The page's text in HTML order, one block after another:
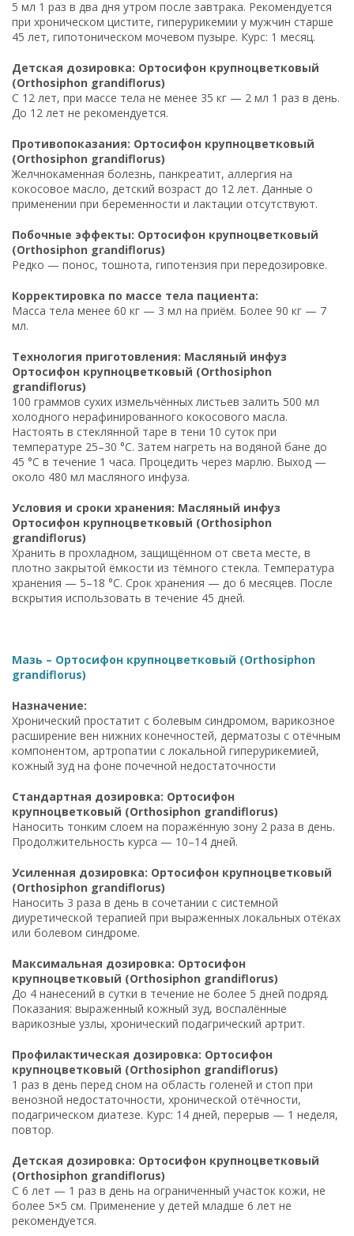
5 мл 1 раз в два дня утром после завтрака. Рекомендуется
при хроническом цистите, гиперурикемии у мужчин старше
45 лет, гипотоническом мочевом пузыре. Курс: 1 месяц.
Детская дозировка: Ортосифон крупноцветковый
(Orthosiphon grandiflorus)
С 12 лет, при массе тела не менее 35 кг — 2 мл 1 раз в день.
До 12 лет не рекомендуется.
Противопоказания: Ортосифон крупноцветковый
(Orthosiphon grandiflorus)
Желчнокаменная болезнь, панкреатит, аллергия на
кокосовое масло, детский возраст до 12 лет. Данные о
применении при беременности и лактации отсутствуют.
Побочные эффекты: Ортосифон крупноцветковый
(Orthosiphon grandiflorus)
Редко — понос, тошнота, гипотензия при передозировке.
Корректировка по массе тела пациента:
Масса тела менее 60 кг — 3 мл на приём. Более 90 кг — 7
мл.
Технология приготовления: Масляный инфуз
Ортосифон крупноцветковый (Orthosiphon
grandiflorus)
100 граммов сухих измельчённых листьев залить 500 мл
холодного нерафинированного кокосового масла.
Настоять в стеклянной таре в тени 10 суток при
температуре 25–30 °C. Затем нагреть на водяной бане до
45 °C в течение 1 часа. Процедить через марлю. Выход —
около 480 мл масляного инфуза.
Условия и сроки хранения: Масляный инфуз
Ортосифон крупноцветковый (Orthosiphon
grandiflorus)
Хранить в прохладном, защищённом от света месте, в
плотно закрытой ёмкости из тёмного стекла. Температура
хранения — 5–18 °C. Срок хранения — до 6 месяцев. После
вскрытия использовать в течение 45 дней.
Мазь – Ортосифон крупноцветковый (Orthosiphon
grandiflorus)
Назначение:
Хронический простатит с болевым синдромом, варикозное
расширение вен нижних конечностей, дерматозы с отёчным
компонентом, артропатии с локальной гиперурикемией,
кожный зуд на фоне почечной недостаточности
Стандартная дозировка: Ортосифон
крупноцветковый (Orthosiphon grandiflorus)
Наносить тонким слоем на поражённую зону 2 раза в день.
Продолжительность курса — 10–14 дней.
Усиленная дозировка: Ортосифон крупноцветковый
(Orthosiphon grandiflorus)
Наносить 3 раза в день в сочетании с системной
диуретической терапией при выраженных локальных отёках
или болевом синдроме.
Максимальная дозировка: Ортосифон
крупноцветковый (Orthosiphon grandiflorus)
До 4 нанесений в сутки в течение не более 5 дней подряд.
Показания: выраженный кожный зуд, воспалённые
варикозные узлы, хронический подагрический артрит.
Профилактическая дозировка: Ортосифон
крупноцветковый (Orthosiphon grandiflorus)
1 раз в день перед сном на область голеней и стоп при
венозной недостаточности, хронической отёчности,
подагрическом диатезе. Курс: 14 дней, перерыв — 1 неделя,
повтор.
Детская дозировка: Ортосифон крупноцветковый
(Orthosiphon grandiflorus)
С 6 лет — 1 раз в день на ограниченный участок кожи, не
более 5×5 см. Применение у детей младше 6 лет не
рекомендуется.